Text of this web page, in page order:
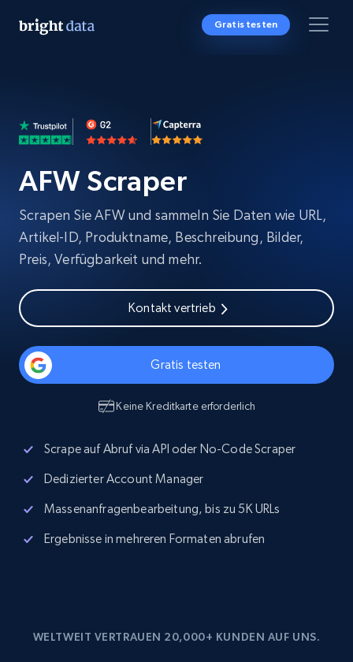
Gratis testen
AFW Scraper
Scrapen Sie AFW und sammeln Sie Daten wie URL,
Artikel-ID, Produktname, Beschreibung, Bilder,
Preis, Verfügbarkeit und mehr.
Kontakt vertrieb
Gratis testen
Keine Kreditkarte erforderlich
Scrape auf Abruf via API oder No-Code Scraper
Dedizierter Account Manager
Massenanfragenbearbeitung, bis zu 5K URLs
Ergebnisse in mehreren Formaten abrufen
WELTWEIT VERTRAUEN 20,000+ KUNDEN AUF UNS.